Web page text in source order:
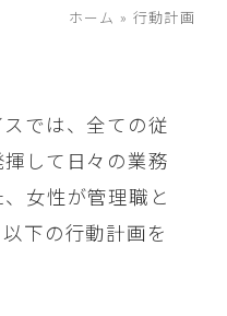
ホーム » 行動計画
では、全ての従
して日々の業務
⼥性が管理職と
下の⾏動計画を